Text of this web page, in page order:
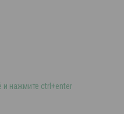
и нажмите ctrl+enter